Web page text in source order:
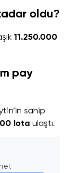
oldu?
11.250.000
pay
sahip
lota ulaştı.